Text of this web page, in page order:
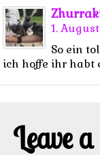
1.
So ein
ich hoffe ihr habt
Leave